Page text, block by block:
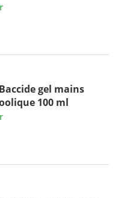
Baccide gel mains
100 ml